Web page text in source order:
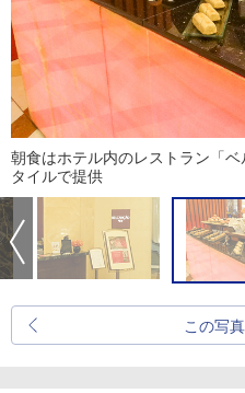
朝食はホテル内のレストラン「
タイルで提供
この写